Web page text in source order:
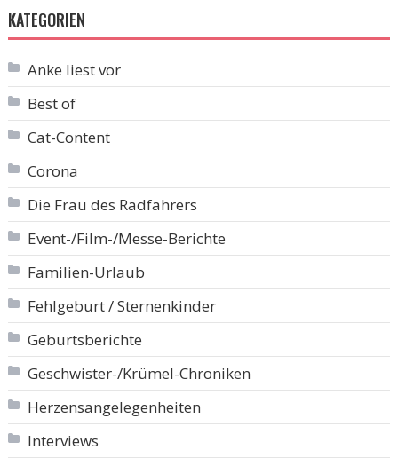
KATEGORIEN
Anke liest vor
Best of
Cat-Content
Corona
Die Frau des Radfahrers
Event-/Film-/Messe-Berichte
Familien-Urlaub
Fehlgeburt / Sternenkinder
Geburtsberichte
Geschwister-/Krümel-Chroniken
Herzensangelegenheiten
Interviews